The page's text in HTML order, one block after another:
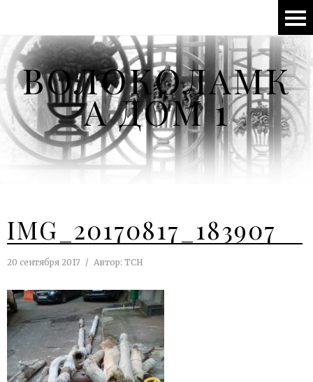
ВОЛОКОЛАМК
А ДОМ 1
IMG_20170817_183907
20 сентября 2017 Автор: ТСН